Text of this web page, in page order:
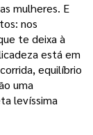
mulheres. E
nos
te deixa à
está em
equilíbrio
uma
levíssima